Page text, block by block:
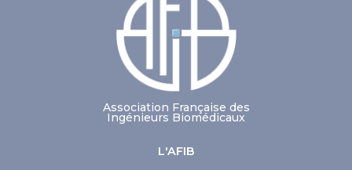
Association Française des
Ingénieurs Biomédicaux
L'AFIB